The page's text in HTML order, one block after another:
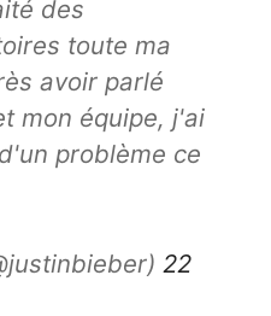
des
toute ma
avoir parlé
mon équipe, j'ai
problème ce
22